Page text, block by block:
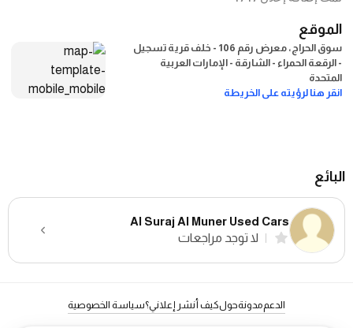
الموقع
سوق الحراج، معرض رقم 106 - خلف قرية تسجيل
- الرقعة الحمراء - الشارقة - الإمارات العربية
المتحدة
انقر هنا لرؤيته على الخريطة
البائع
Al Suraj Al Muner Used Cars
لا توجد مراجعات
الدعممدونةحولكيف أنشر إعلاني؟سياسة الخصوصية